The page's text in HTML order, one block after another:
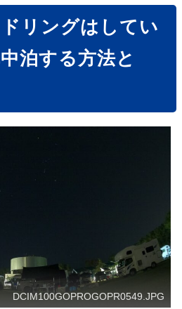
リングはしてい
泊する方法と
DCIM100GOPROGOPR0549.JPG